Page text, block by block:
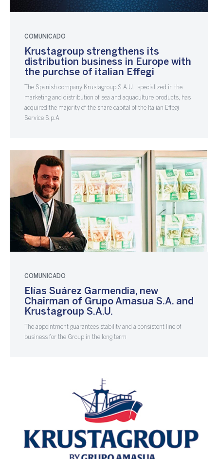
COMUNICADO
Krustagroup strengthens its
distribution business in Europe with
the purchse of italian Effegi
The Spanish company Krustagroup S.A.U., specialized in the
marketing and distribution of sea and aquaculture products, has
acquired the majority of the share capital of the Italian Effegi
Service S.p.A
COMUNICADO
Elías Suárez Garmendia, new
Chairman of Grupo Amasua S.A. and
Krustagroup S.A.U.
The appointment guarantees stability and a consistent line of
business for the Group in the long term